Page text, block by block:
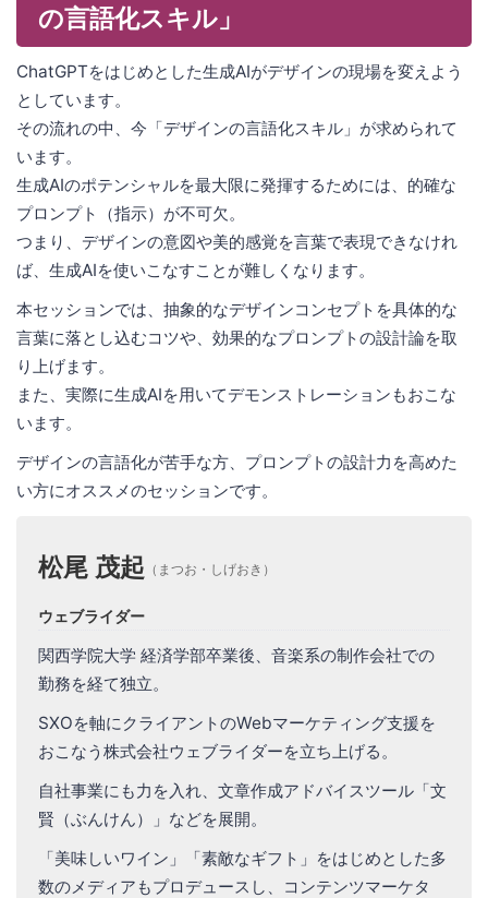
の言語化スキル」
ChatGPTをはじめとした生成AIがデザインの現場を変えよう
としています。
その流れの中、今「デザインの言語化スキル」が求められて
います。
生成AIのポテンシャルを最大限に発揮するためには、的確な
プロンプト（指示）が不可欠。
つまり、デザインの意図や美的感覚を言葉で表現できなけれ
ば、生成AIを使いこなすことが難しくなります。
本セッションでは、抽象的なデザインコンセプトを具体的な
言葉に落とし込むコツや、効果的なプロンプトの設計論を取
り上げます。
また、実際に生成AIを用いてデモンストレーションもおこな
います。
デザインの言語化が苦手な方、プロンプトの設計力を高めた
い方にオススメのセッションです。
松尾 茂起 （まつお・しげおき）
ウェブライダー
関西学院大学 経済学部卒業後、音楽系の制作会社での
勤務を経て独立。
SXOを軸にクライアントのWebマーケティング支援を
おこなう株式会社ウェブライダーを立ち上げる。
自社事業にも力を入れ、文章作成アドバイスツール「文
賢（ぶんけん）」などを展開。
「美味しいワイン」「素敵なギフト」をはじめとした多
数のメディアもプロデュースし、コンテンツマーケタ